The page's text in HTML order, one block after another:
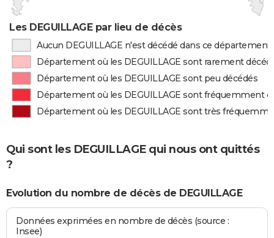
Les DEGUILLAGE par lieu de décès
Aucun DEGUILLAGE n'est décédé dans ce département
Département où les DEGUILLAGE sont rarement
Département où les DEGUILLAGE sont peu décédés
Département où les DEGUILLAGE sont fréquemment
Département où les DEGUILLAGE sont très
Qui sont les DEGUILLAGE qui nous ont quittés
?
Evolution du nombre de décès de DEGUILLAGE
Données exprimées en nombre de décès (source :
Insee)